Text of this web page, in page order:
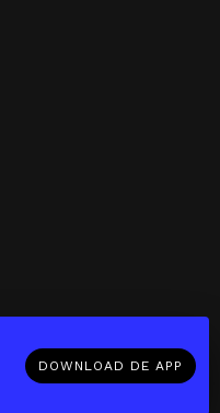
DOWNLOAD DE APP